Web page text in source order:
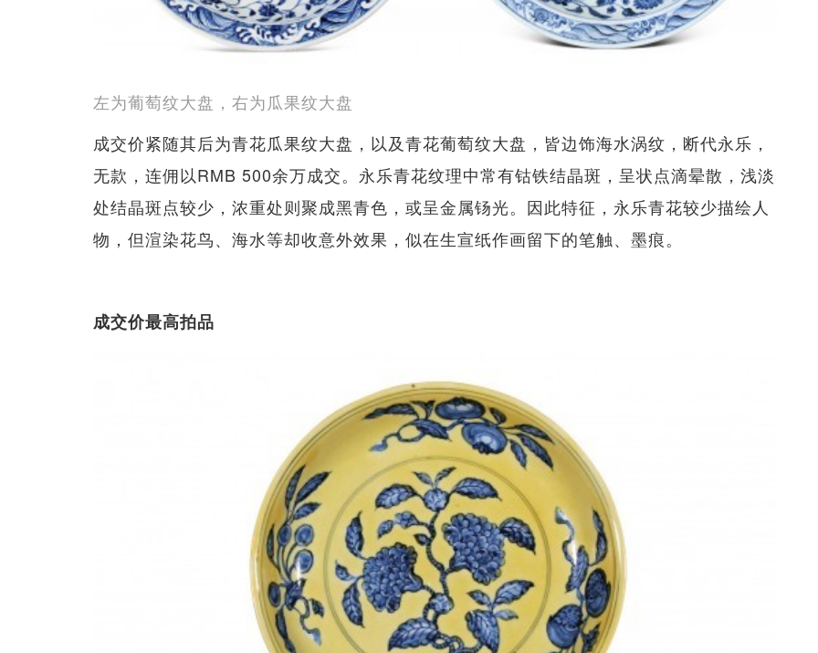
左为葡萄纹大盘，右为瓜果纹大盘
成交价紧随其后为青花瓜果纹大盘，以及青花葡萄纹大盘，皆边饰海水涡纹，断代永乐，
无款，连佣以RMB 500余万成交。永乐青花纹理中常有钴铁结晶斑，呈状点滴晕散，浅淡
处结晶斑点较少，浓重处则聚成黑青色，或呈金属钖光。因此特征，永乐青花较少描绘人
物，但渲染花鸟、海水等却收意外效果，似在生宣纸作画留下的笔触、墨痕。
成交价最高拍品